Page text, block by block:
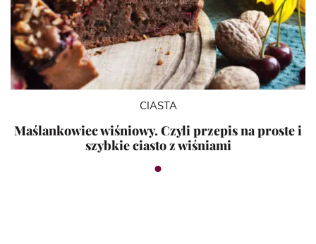
CIASTA
Maślankowiec wiśniowy. Czyli przepis na proste i
szybkie ciasto z wiśniami